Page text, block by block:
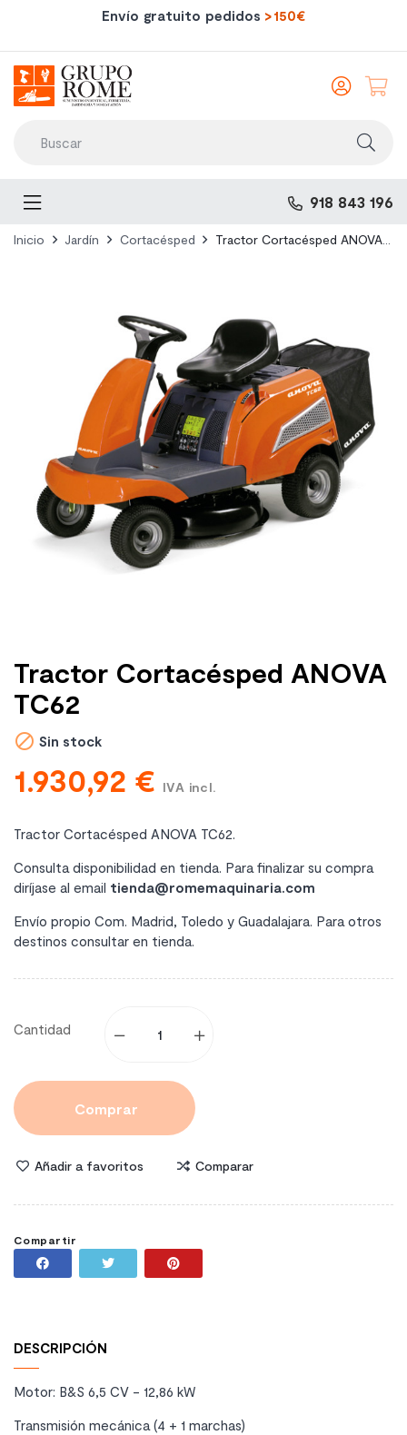
Envío gratuito pedidos >150€
Iniciar
Toggle
navigation
918 843 196
Inicio Jardín Cortacésped Tractor Cortacésped ANOVA TC62
Tractor Cortacésped ANOVA
TC62
 Sin stock
1.930,92 € IVA incl.
Tractor Cortacésped ANOVA TC62.
Consulta disponibilidad en tienda. Para finalizar su compra
diríjase al email tienda@romemaquinaria.com
Envío propio Com. Madrid, Toledo y Guadalajara. Para otros
destinos consultar en tienda.
Cantidad
Comprar
Añadir a favoritos Comparar
Compartir
Compartir Tuitear
DESCRIPCIÓN
Motor: B&S 6,5 CV - 12,86 kW
Transmisión mecánica (4 + 1 marchas)